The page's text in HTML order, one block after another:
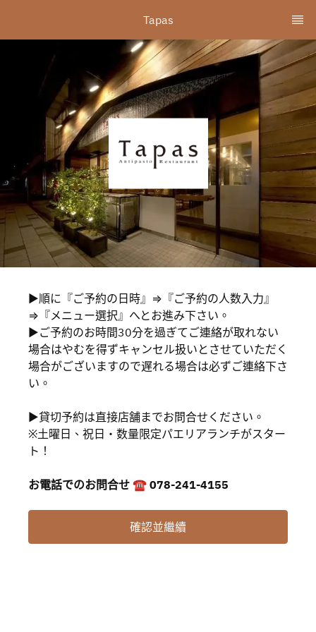
Tapas
▶順に『ご予約の日時』⇒『ご予約の人数入力』
⇒『メニュー選択』へとお進み下さい。
▶ご予約のお時間30分を過ぎてご連絡が取れない
場合はやむを得ずキャンセル扱いとさせていただく
場合がございますので遅れる場合は必ずご連絡下さ
い。
▶貸切予約は直接店舗までお問合せください。
※土曜日、祝日・数量限定パエリアランチがスター
ト！
お電話でのお問合せ ☎ 078-241-4155
確認並繼續